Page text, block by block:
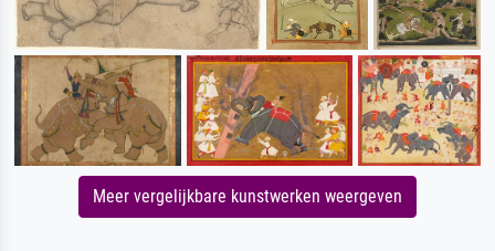
Meer vergelijkbare kunstwerken weergeven